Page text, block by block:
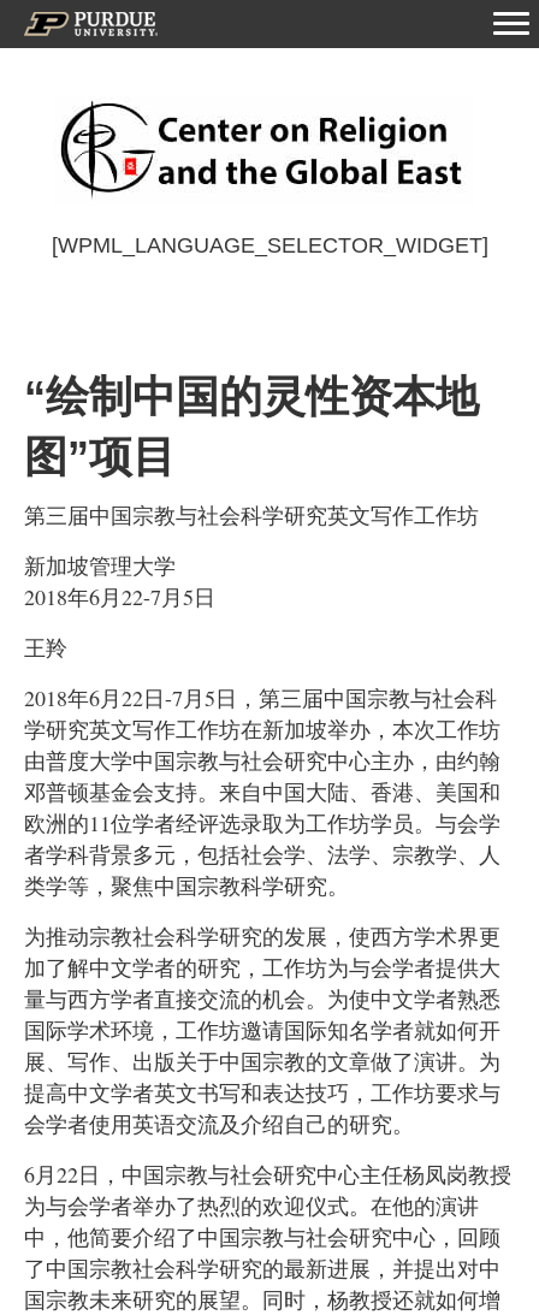
[WPML_LANGUAGE_SELECTOR_WIDGET]
“绘制中国的灵性资本地
图”项目
第三届中国宗教与社会科学研究英文写作工作坊
新加坡管理大学
2018年6月22-7月5日
王羚
2018年6月22日-7月5日，第三届中国宗教与社会科
学研究英文写作工作坊在新加坡举办，本次工作坊
由普度大学中国宗教与社会研究中心主办，由约翰
邓普顿基金会支持。来自中国大陆、香港、美国和
欧洲的11位学者经评选录取为工作坊学员。与会学
者学科背景多元，包括社会学、法学、宗教学、人
类学等，聚焦中国宗教科学研究。
为推动宗教社会科学研究的发展，使西方学术界更
加了解中文学者的研究，工作坊为与会学者提供大
量与西方学者直接交流的机会。为使中文学者熟悉
国际学术环境，工作坊邀请国际知名学者就如何开
展、写作、出版关于中国宗教的文章做了演讲。为
提高中文学者英文书写和表达技巧，工作坊要求与
会学者使用英语交流及介绍自己的研究。
6月22日，中国宗教与社会研究中心主任杨凤岗教授
为与会学者举办了热烈的欢迎仪式。在他的演讲
中，他简要介绍了中国宗教与社会研究中心，回顾
了中国宗教社会科学研究的最新进展，并提出对中
国宗教未来研究的展望。同时，杨教授还就如何增